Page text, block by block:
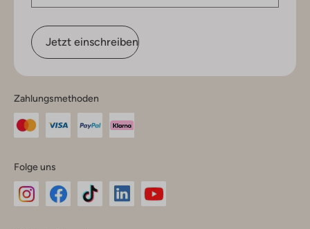
Jetzt einschreiben
Zahlungsmethoden
Folge uns